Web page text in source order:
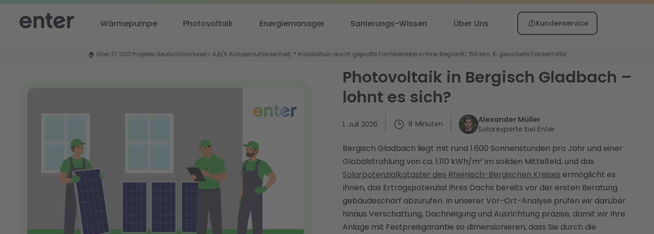
Wärmepumpe Photovoltaik Energiemanager Sanierungs-Wissen Über Uns Kundenservice
🏠 Über 37.000 Projekte deutschlandweit⭐ 4,8/5 Kundenzufriedenheit 📍 Installation durch geprüfte Fachbetriebe in Ihrer Region💶 150 Mio. € gesicherte Fördermittel
Photovoltaik in Bergisch Gladbach –
lohnt es sich?
1. Juli 2026 8 Minuten
Alexander Müller
Solarexperte bei Enter
Bergisch Gladbach liegt mit rund 1.600 Sonnenstunden pro Jahr und einer
Globalstrahlung von ca. 1.110 kWh/m² im soliden Mittelfeld, und das
Solarpotenzialkataster des Rheinisch-Bergischen Kreises ermöglicht es
Ihnen, das Ertragspotenzial Ihres Dachs bereits vor der ersten Beratung
gebäudescharf abzurufen. In unserer Vor-Ort-Analyse prüfen wir darüber
hinaus Verschattung, Dachneigung und Ausrichtung präzise, damit wir Ihre
Anlage mit Festpreisgarantie so dimensionieren, dass Sie durch die